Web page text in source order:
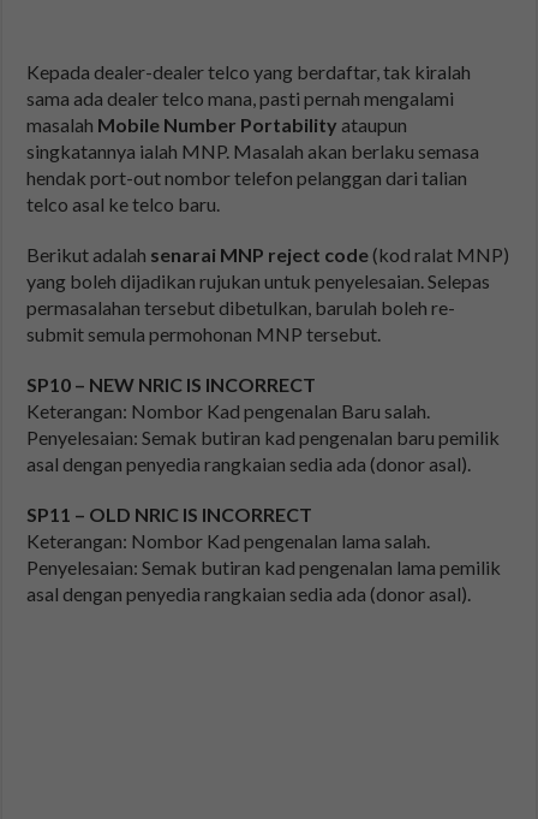
Kepada dealer-dealer telco yang berdaftar, tak kiralah
sama ada dealer telco mana, pasti pernah mengalami
masalah Mobile Number Portabilityataupun
singkatannya ialah MNP. Masalah akan berlaku semasa
hendak port-out nombor telefon pelanggan dari talian
telco asal ke telco baru.
Berikut adalah senarai MNP reject code(kod ralat MNP)
yang boleh dijadikan rujukan untuk penyelesaian. Selepas
permasalahan tersebut dibetulkan, barulah boleh re-
submit semula permohonan MNP tersebut.
SP10 – NEW NRIC IS INCORRECT
Keterangan: Nombor Kad pengenalan Baru salah.
Penyelesaian: Semak butiran kad pengenalan baru pemilik
asal dengan penyedia rangkaian sedia ada (donor asal).
SP11 – OLD NRIC IS INCORRECT
Keterangan: Nombor Kad pengenalan lama salah.
Penyelesaian: Semak butiran kad pengenalan lama pemilik
asal dengan penyedia rangkaian sedia ada (donor asal).